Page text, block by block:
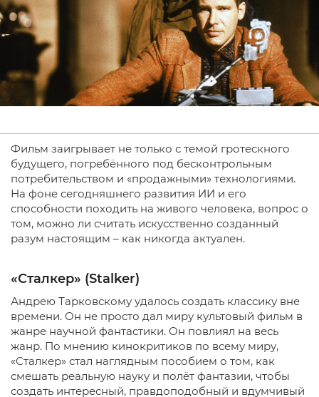
Фильм заигрывает не только с темой гротескного
будущего, погребённого под бесконтрольным
потребительством и «продажными» технологиями.
На фоне сегодняшнего развития ИИ и его
способности походить на живого человека, вопрос о
том, можно ли считать искусственно созданный
разум настоящим – как никогда актуален.
«Сталкер» (Stalker)
Андрею Тарковскому удалось создать классику вне
времени. Он не просто дал миру культовый фильм в
жанре научной фантастики. Он повлиял на весь
жанр. По мнению кинокритиков по всему миру,
«Сталкер» стал наглядным пособием о том, как
смешать реальную науку и полёт фантазии, чтобы
создать интересный, правдоподобный и вдумчивый